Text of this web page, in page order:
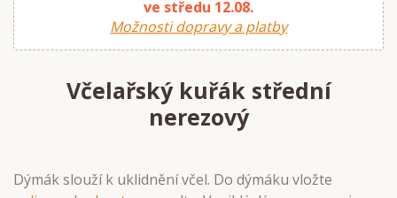
ve středu 12.08.
Možnosti dopravy a platby
Včelařský kuřák střední
nerezový
Dýmák slouží k uklidnění včel. Do dýmáku vložte